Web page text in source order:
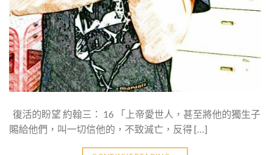
復活的盼望 約翰三： 16 「上帝愛世人，甚至將他的獨生子
賜給他們，叫一切信他的，不致滅亡，反得 […]